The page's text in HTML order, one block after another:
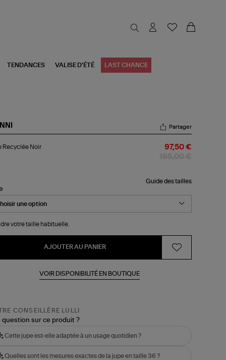
TENDANCES VALISE D'ÉTÉ LAST CHANCE
Partager
Recyclée Noir 97,50 €
Guide des tailles
votre taille habituelle.
AJOUTER AU PANIER
VOIR DISPONIBILITÉ EN BOUTIQUE
CONSEILLÈRE LULLI
question sur ce produit ?
Cette jupe est-elle adaptée à un usage quotidien ?
Quelles sont les mesures exactes de la jupe en taille 36 ?